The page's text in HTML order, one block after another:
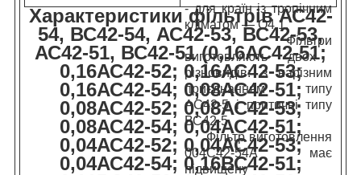
- для країн із тропічним
кліматом — О4.1.
Фільтри
виготовляють двох
різновидів: з нарізним
приєднанням типу
АС42-5 і притичні типу
ВС42-5.
Фільтр виготовлення
004С42-54А має
підвищену
Характеристики фільтрів АС42-
54, ВС42-54, АС42-53, ВС42-53,
АС42-51, ВС42-51 (0,16АС42-51;
0,16АС42-52; 0,16АС42-53;
0,16АС42-54; 0,08АС42-51;
0,08АС42-52; 0,08АС42-53;
0,08АС42-54; 0,04АС42-51;
0,04АС42-52; 0,04АС42-53;
0,04АС42-54; 0,16ВС42-51;